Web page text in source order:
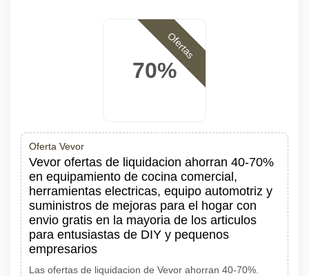
70%
Ofertas
Oferta Vevor
Vevor ofertas de liquidacion ahorran 40-70%
en equipamiento de cocina comercial,
herramientas electricas, equipo automotriz y
suministros de mejoras para el hogar con
envio gratis en la mayoria de los articulos
para entusiastas de DIY y pequenos
empresarios
Las ofertas de liquidacion de Vevor ahorran 40-70%.